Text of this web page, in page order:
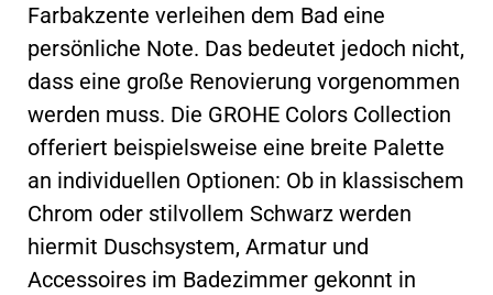
Farbakzente verleihen dem Bad eine
persönliche Note. Das bedeutet jedoch nicht,
dass eine große Renovierung vorgenommen
werden muss. Die GROHE Colors Collection
offeriert beispielsweise eine breite Palette
an individuellen Optionen: Ob in klassischem
Chrom oder stilvollem Schwarz werden
hiermit Duschsystem, Armatur und
Accessoires im Badezimmer gekonnt in